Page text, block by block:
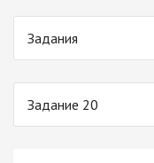
Задания
Задание 20